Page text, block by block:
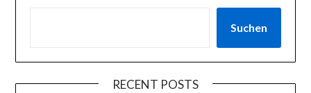
Suchen
RECENT POSTS